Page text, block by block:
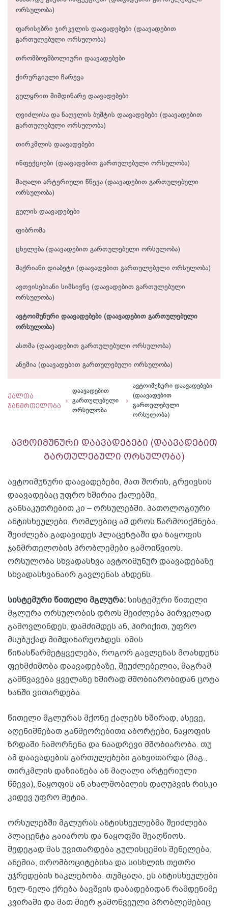
ორსულობა)
ფარისებრი ჯირკვლის დაავადებები (დაავადებით
გართულებული ორსულობა)
თრომბოემბოლიური დაავადებები
ქირურგიული ჩარევა
გულყრით მიმდინარე დაავადებები
ღვიძლისა და ნაღვლის ბუშტის დაავადებები (დაავადებით
გართულებული ორსულობა)
თირკმლის დაავადებები
ინფექციები (დაავადებით გართულებული ორსულობა)
მაღალი არტერიული წნევა (დაავადებით გართულებული
ორსულობა)
გულის დაავადებები
ფიბრომა
ცხელება (დაავადებით გართულებული ორსულობა)
შაქრიანი დიაბეტი (დაავადებით გართულებული ორსულობა)
ავთვისებიანი სიმსივნე (დაავადებით გართულებული
ორსულობა)
ავტოიმუნური დაავადებები (დაავადებით გართულებული
ორსულობა)
ასთმა (დაავადებით გართულებული ორსულობა)
ანემია (დაავადებით გართულებული ორსულობა)
ქალთა
ჯანმრთელობა
დაავადებით
გართულებული
ორსულობა
ავტოიმუნური დაავადებები
(დაავადებით
გართულებული
ორსულობა)
ავტოიმუნური დაავადებები (დაავადებით
გართულებული ორსულობა)
ავტოიმუნური დაავადებები, მათ შორის, გრეივსის
დაავადებაც უფრო ხშირია ქალებში,
განსაკუთრებით კი – ორსულებში. პათოლოგიური
ანტისხეულები, რომლებიც ამ დროს წარმოიქმნება,
შეიძლება გადავიდეს პლაცენტაში და ნაყოფის
ჯანმრთელობის პრობლემები გამოიწვიოს.
ორსულობა სხვადასხვა ავტოიმუნურ დაავადებაზე
სხვადასხვანაირ გავლენას ახდენს.
სისტემური წითელი მგლურა: სისტემური წითელი
მგლურა ორსულობის დროს შეიძლება პირველად
გამოვლინდეს, დამძიმდეს ან, პირიქით, უფრო
მსუბუქად მიმდინარეობდეს. იმის
წინასწარმეტყველება, როგორ გავლენას მოახდენს
ფეხმძიმობა დაავადებაზე, შეუძლებელია, მაგრამ
გამწვავება ყველაზე ხშირად მშობიარობიდან ცოტა
ხანში ვითარდება.
წითელი მგლურას მქონე ქალებს ხშირად, ასევე,
აღენიშნებათ განმეორებითი აბორტები, ნაყოფის
ზრდაში ჩამორჩენა და ნაადრევი მშობიარობა. თუ
ამ დაავადების გართულებები განვითარდა (მაგ.,
თირკმლის დაზიანება ან მაღალი არტერიული
წნევა), ნაყოფის ან ახალშობილის დაღუპვის რისკი
კიდევ უფრო მეტია.
ორსულებში მგლურას ანტისხეულებმა შეიძლება
პლაცენტა გაიაროს და ნაყოფში შეაღწიოს.
შედეგად მას უვითარდება გულისცემის შენელება,
ანემია, თრომბოციტებისა და სისხლის თეთრი
უჯრედების ნაკლებობა. თუმცაღა, ეს ანტისხეულები
ნელ-ნელა ქრება ბავშვის დაბადებიდან რამდენიმე
კვირაში და მათ მიერ გამოწვეული პრობლემებიც